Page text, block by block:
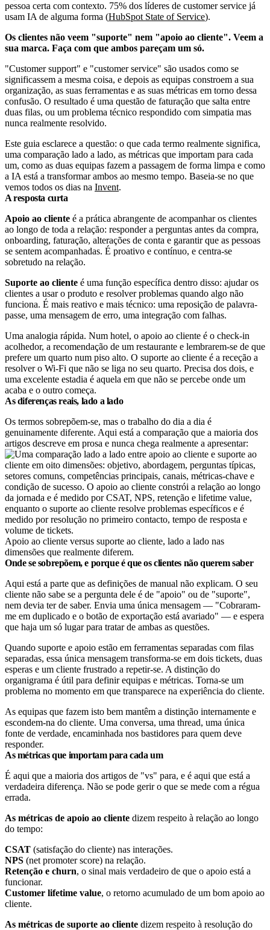
pessoa certa com contexto. 75% dos líderes de customer service já
usam IA de alguma forma (HubSpot State of Service).
Os clientes não veem "suporte" nem "apoio ao cliente". Veem a
sua marca. Faça com que ambos pareçam um só.
"Customer support" e "customer service" são usados como se
significassem a mesma coisa, e depois as equipas constroem a sua
organização, as suas ferramentas e as suas métricas em torno dessa
confusão. O resultado é uma questão de faturação que salta entre
duas filas, ou um problema técnico respondido com simpatia mas
nunca realmente resolvido.
Este guia esclarece a questão: o que cada termo realmente significa,
uma comparação lado a lado, as métricas que importam para cada
um, como as duas equipas fazem a passagem de forma limpa e como
a IA está a transformar ambos ao mesmo tempo. Baseia-se no que
vemos todos os dias na Invent.
A resposta curta
Apoio ao cliente é a prática abrangente de acompanhar os clientes
ao longo de toda a relação: responder a perguntas antes da compra,
onboarding, faturação, alterações de conta e garantir que as pessoas
se sentem acompanhadas. É proativo e contínuo, e centra-se
sobretudo na relação.
Suporte ao cliente é uma função específica dentro disso: ajudar os
clientes a usar o produto e resolver problemas quando algo não
funciona. É mais reativo e mais técnico: uma reposição de palavra-
passe, uma mensagem de erro, uma integração com falhas.
Uma analogia rápida. Num hotel, o apoio ao cliente é o check-in
acolhedor, a recomendação de um restaurante e lembrarem-se de que
prefere um quarto num piso alto. O suporte ao cliente é a receção a
resolver o Wi‑Fi que não se liga no seu quarto. Precisa dos dois, e
uma excelente estadia é aquela em que não se percebe onde um
acaba e o outro começa.
As diferenças reais, lado a lado
Os termos sobrepõem-se, mas o trabalho do dia a dia é
genuinamente diferente. Aqui está a comparação que a maioria dos
artigos descreve em prosa e nunca chega realmente a apresentar:
Apoio ao cliente versus suporte ao cliente, lado a lado nas
dimensões que realmente diferem.
Onde se sobrepõem, e porque é que os clientes não querem saber
Aqui está a parte que as definições de manual não explicam. O seu
cliente não sabe se a pergunta dele é de "apoio" ou de "suporte",
nem devia ter de saber. Envia uma única mensagem — "Cobraram-
me em duplicado e o botão de exportação está avariado" — e espera
que haja um só lugar para tratar de ambas as questões.
Quando suporte e apoio estão em ferramentas separadas com filas
separadas, essa única mensagem transforma-se em dois tickets, duas
esperas e um cliente frustrado a repetir-se. A distinção do
organigrama é útil para definir equipas e métricas. Torna-se um
problema no momento em que transparece na experiência do cliente.
As equipas que fazem isto bem mantêm a distinção internamente e
escondem-na do cliente. Uma conversa, uma thread, uma única
fonte de verdade, encaminhada nos bastidores para quem deve
responder.
As métricas que importam para cada um
É aqui que a maioria dos artigos de "vs" para, e é aqui que está a
verdadeira diferença. Não se pode gerir o que se mede com a régua
errada.
As métricas de apoio ao cliente dizem respeito à relação ao longo
do tempo:
CSAT (satisfação do cliente) nas interações.
NPS (net promoter score) na relação.
Retenção e churn, o sinal mais verdadeiro de que o apoio está a
funcionar.
Customer lifetime value, o retorno acumulado de um bom apoio ao
cliente.
As métricas de suporte ao cliente dizem respeito à resolução do